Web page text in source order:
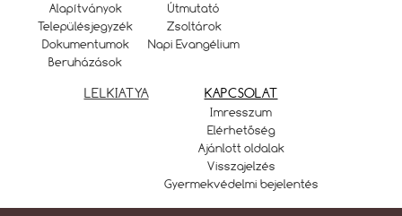
Alapítványok
Településjegyzék
Dokumentumok
Beruházások
Útmutató
Zsoltárok
Napi Evangélium
LELKIATYA KAPCSOLAT
Imresszum
Elérhetőség
Ajánlott oldalak
Visszajelzés
Gyermekvédelmi bejelentés